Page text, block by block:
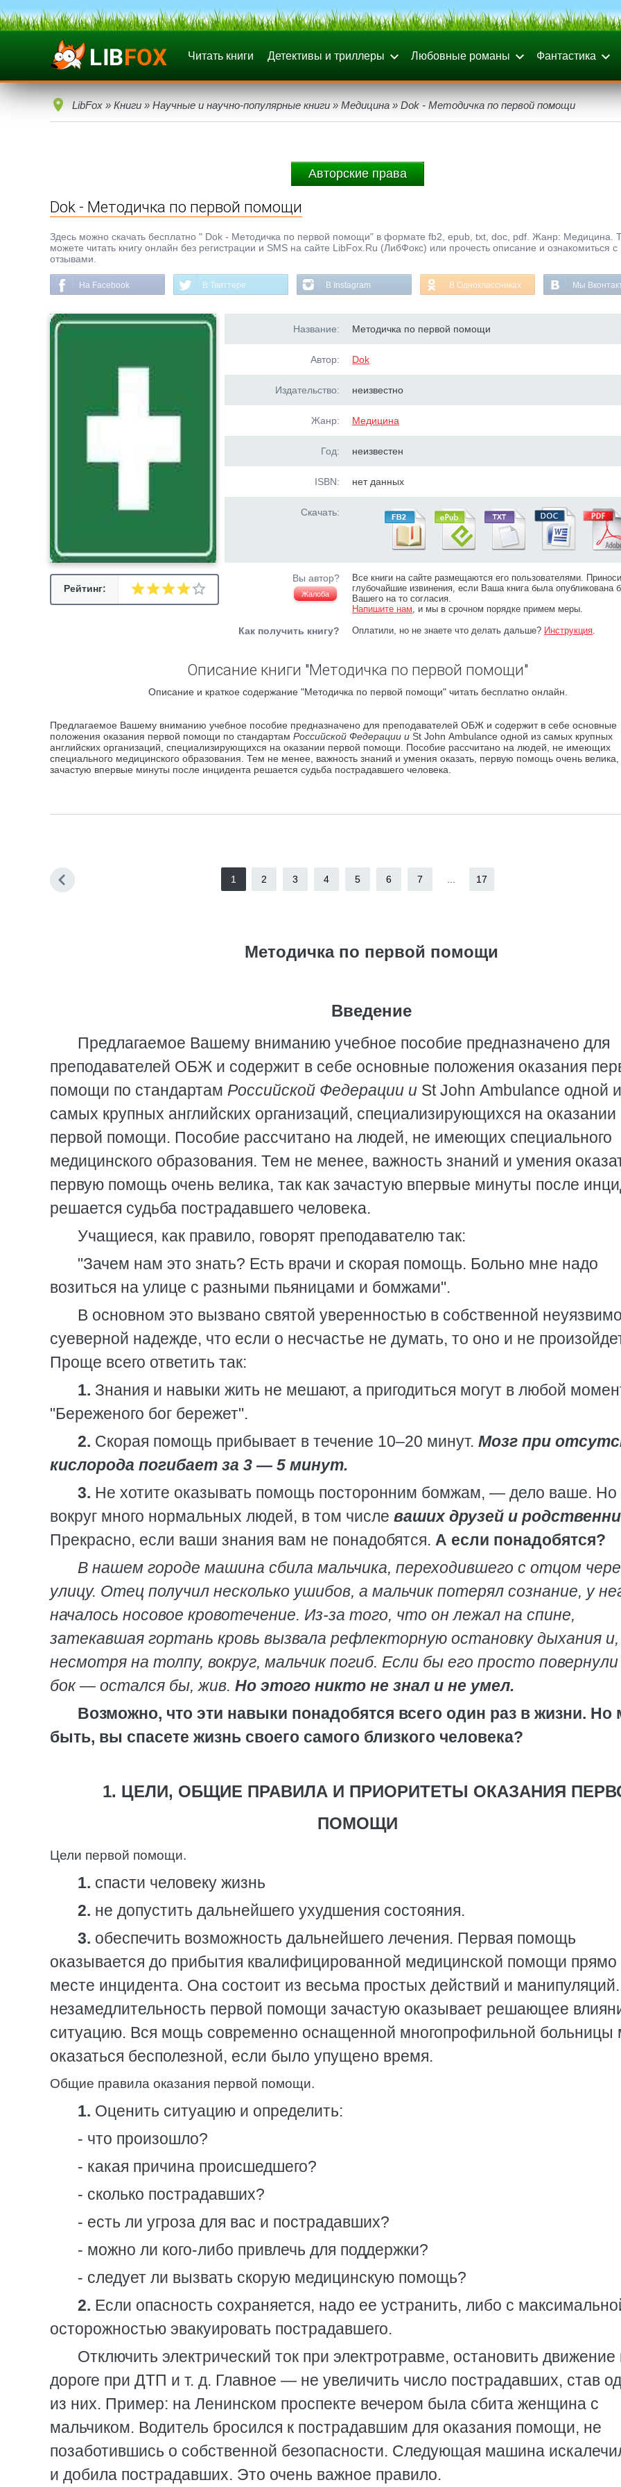
Читать книги Детективы и триллеры Любовные романы Фантастика
LibFox » Книги » Научные и научно-популярные книги » Медицина » Dok - Методичка по первой помощи
Авторские права
Dok - Методичка по первой помощи
Здесь можно скачать бесплатно " Dok - Методичка по первой помощи" в формате fb2, epub, txt, doc, pdf. Жанр: Медицина.
можете читать книгу онлайн без регистрации и SMS на сайте LibFox.Ru (ЛибФокс) или прочесть описание и ознакомиться с
отзывами.
На Facebook В Твиттере В Instagram В Одноклассниках Мы
Рейтинг:
Название: Методичка по первой помощи
Автор: Dok
Издательство: неизвестно
Жанр: Медицина
Год: неизвестен
ISBN: нет данных
Скачать:
Вы автор?
Жалоба
Все книги на сайте размещаются его пользователями.
глубочайшие извинения, если Ваша книга была опубликована
Вашего на то согласия.
Напишите нам, и мы в срочном порядке примем меры.
Как получить книгу? Оплатили, но не знаете что делать дальше? Инструкция.
Описание книги "Методичка по первой помощи"
Описание и краткое содержание "Методичка по первой помощи" читать бесплатно онлайн.
Предлагаемое Вашему вниманию учебное пособие предназначено для преподавателей ОБЖ и содержит в себе основные
положения оказания первой помощи по стандартам Российской Федерации и St John Ambulance одной из самых крупных
английских организаций, специализирующихся на оказании первой помощи. Пособие рассчитано на людей, не имеющих
специального медицинского образования. Тем не менее, важность знаний и умения оказать, первую помощь очень велика,
зачастую впервые минуты после инцидента решается судьба пострадавшего человека.
1 2 3 4 5 6 7 17
Методичка по первой помощи
Введение
Предлагаемое Вашему вниманию учебное пособие предназначено для
преподавателей ОБЖ и содержит в себе основные положения оказания
помощи по стандартам Российской Федерации и St John Ambulance одной
самых крупных английских организаций, специализирующихся на оказании
первой помощи. Пособие рассчитано на людей, не имеющих специального
медицинского образования. Тем не менее, важность знаний и умения
первую помощь очень велика, так как зачастую впервые минуты после
решается судьба пострадавшего человека.
Учащиеся, как правило, говорят преподавателю так:
"Зачем нам это знать? Есть врачи и скорая помощь. Больно мне надо
возиться на улице с разными пьяницами и бомжами".
В основном это вызвано святой уверенностью в собственной
суеверной надежде, что если о несчастье не думать, то оно и не
Проще всего ответить так:
1. Знания и навыки жить не мешают, а пригодиться могут в любой
"Береженого бог бережет".
2. Скорая помощь прибывает в течение 10–20 минут. Мозг при
кислорода погибает за 3 — 5 минут.
3. Не хотите оказывать помощь посторонним бомжам, — дело ваше. Но
вокруг много нормальных людей, в том числе ваших друзей и
Прекрасно, если ваши знания вам не понадобятся. А если понадобятся?
В нашем городе машина сбила мальчика, переходившего с отцом
улицу. Отец получил несколько ушибов, а мальчик потерял сознание, у
началось носовое кровотечение. Из-за того, что он лежал на спине,
затекавшая гортань кровь вызвала рефлекторную остановку дыхания и,
несмотря на толпу, вокруг, мальчик погиб. Если бы его просто повернули
бок — остался бы, жив. Но этого никто не знал и не умел.
Возможно, что эти навыки понадобятся всего один раз в жизни. Но
быть, вы спасете жизнь своего самого близкого человека?
1. ЦЕЛИ, ОБЩИЕ ПРАВИЛА И ПРИОРИТЕТЫ ОКАЗАНИЯ
ПОМОЩИ
Цели первой помощи.
1. спасти человеку жизнь
2. не допустить дальнейшего ухудшения состояния.
3. обеспечить возможность дальнейшего лечения. Первая помощь
оказывается до прибытия квалифицированной медицинской помощи прямо
месте инцидента. Она состоит из весьма простых действий и
незамедлительность первой помощи зачастую оказывает решающее
ситуацию. Вся мощь современно оснащенной многопрофильной больницы
оказаться бесполезной, если было упущено время.
Общие правила оказания первой помощи.
1. Оценить ситуацию и определить:
- что произошло?
- какая причина происшедшего?
- сколько пострадавших?
- есть ли угроза для вас и пострадавших?
- можно ли кого-либо привлечь для поддержки?
- следует ли вызвать скорую медицинскую помощь?
2. Если опасность сохраняется, надо ее устранить, либо с
осторожностью эвакуировать пострадавшего.
Отключить электрический ток при электротравме, остановить движение
дороге при ДТП и т. д. Главное — не увеличить число пострадавших, став
из них. Пример: на Ленинском проспекте вечером была сбита женщина с
мальчиком. Водитель бросился к пострадавшим для оказания помощи, не
позаботившись о собственной безопасности. Следующая машина
и добила пострадавших. Это очень важное правило.